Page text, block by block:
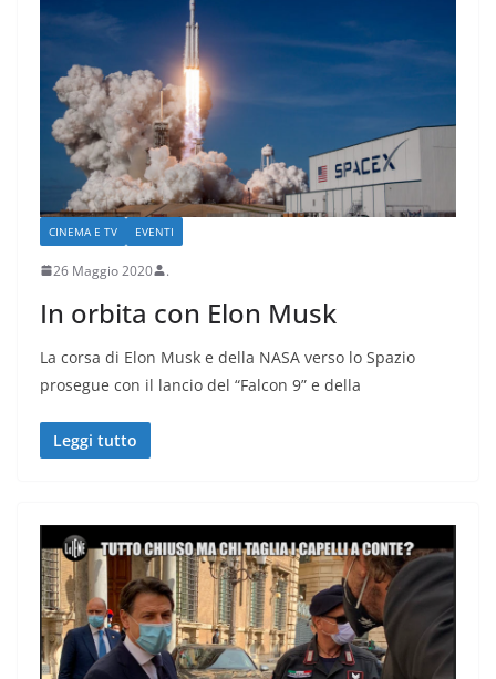
CINEMA E TV EVENTI
26 Maggio 2020 .
In orbita con Elon Musk
La corsa di Elon Musk e della NASA verso lo Spazio
prosegue con il lancio del “Falcon 9” e della
Leggi tutto